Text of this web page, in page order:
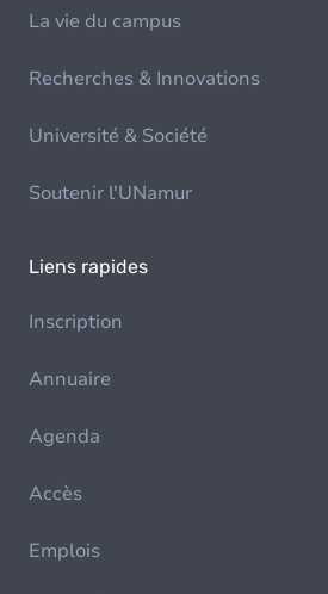
La vie du campus
Recherches & Innovations
Université & Société
Soutenir l'UNamur
Liens rapides
Inscription
Annuaire
Agenda
Accès
Emplois